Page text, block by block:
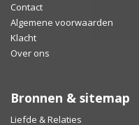
Contact
Algemene voorwaarden
Klacht
Over ons
Bronnen & sitemap
Liefde & Relaties